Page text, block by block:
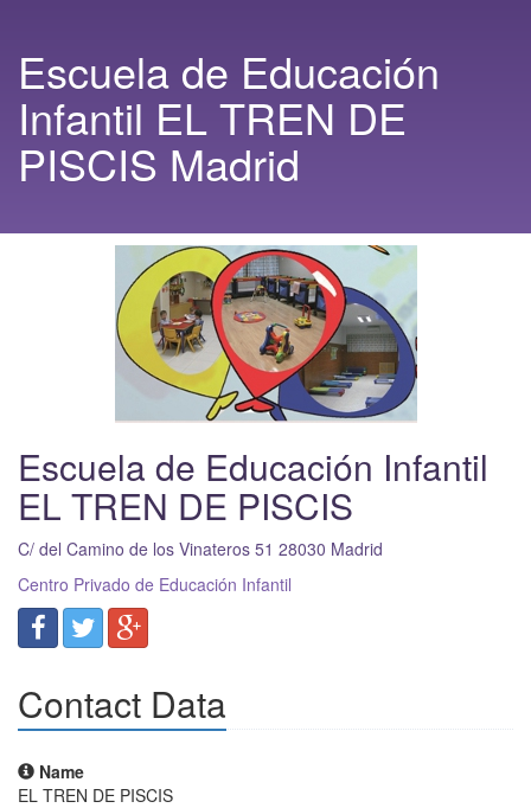
Escuela de Educación
Infantil EL TREN DE
PISCIS Madrid
Escuela de Educación Infantil
EL TREN DE PISCIS
C/ del Camino de los Vinateros 51 28030 Madrid
Centro Privado de Educación Infantil
Contact Data
Name
EL TREN DE PISCIS